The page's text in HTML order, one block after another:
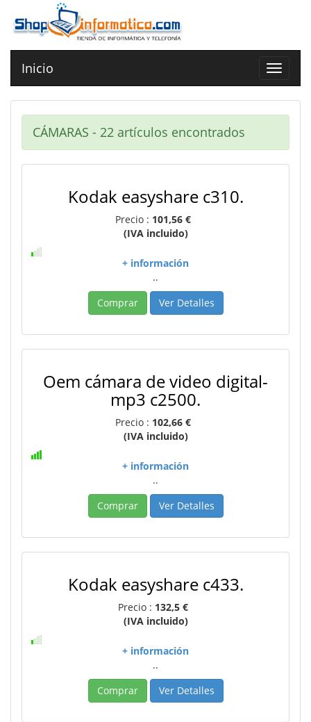
Toggle
Inicio
CÁMARAS - 22 artículos encontrados
Kodak easyshare c310.
Precio : 101,56 €
(IVA incluido)
+ información
..
Comprar
Ver Detalles
Oem cámara de video digital-
mp3 c2500.
Precio : 102,66 €
(IVA incluido)
+ información
..
Comprar
Ver Detalles
Kodak easyshare c433.
Precio : 132,5 €
(IVA incluido)
+ información
..
Comprar
Ver Detalles